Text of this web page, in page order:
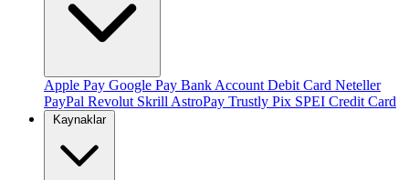
Apple Pay Google Pay Bank Account Debit Card Neteller
PayPal Revolut Skrill AstroPay Trustly Pix SPEI Credit Card
Kaynaklar